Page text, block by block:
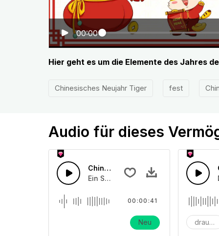
00:00
Hier geht es um die Elemente des Jahres
Chinesisches Neujahr Tiger fest
Audio für dieses
Chinesischer Kriegsfilm Pferd
Ein Soundeffekt über alte
00:00:41
Neu